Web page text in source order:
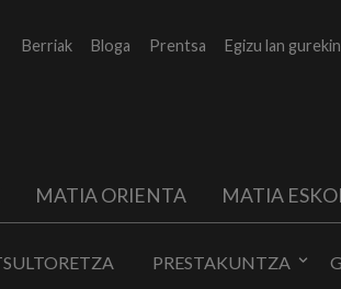
Berriak Bloga Prentsa Egizu lan gurekin
MATIA ORIENTA MATIA
PRESTAKUNTZA